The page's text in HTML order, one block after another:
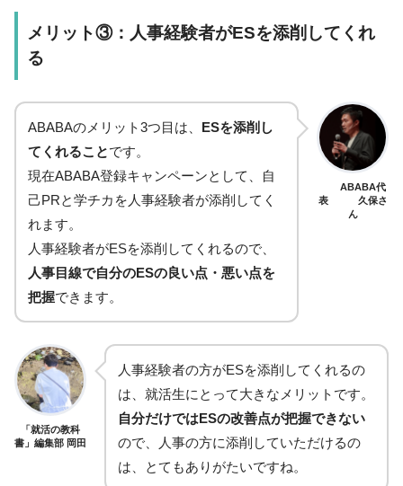
メリット③：人事経験者がESを添削してくれ
る
ABABAのメリット3つ目は、 ESを添削し
てくれることです。
現在ABABA登録キャンペーンとして、自
己PRと学チカを人事経験者が添削してく
れます。
人事経験者がESを添削してくれるので、
人事目線で自分のESの良い点・悪い点を
把握できます。
ABABA代
表 久保さ
ん
「就活の教科
書」編集部 岡田
人事経験者の方がESを添削してくれるの
は、就活生にとって大きなメリットです。
自分だけではESの改善点が把握できない
ので、人事の方に添削していただけるの
は、とてもありがたいですね。